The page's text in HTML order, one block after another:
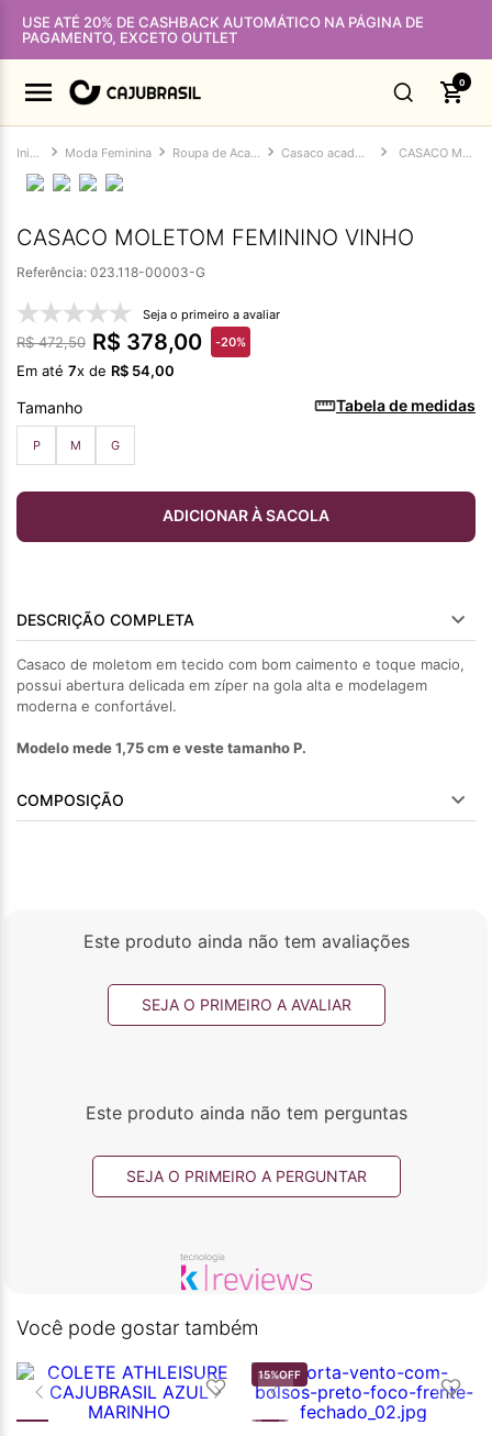
USE ATÉ 20% DE CASHBACK AUTOMÁTICO NA PÁGINA DE
PAGAMENTO, EXCETO OUTLET
0
Moda Feminina Roupa de Academia Feminina Casaco academia feminino CASACO MOLETOM FEMININO VINHO
CASACO MOLETOM FEMININO VINHO
Referência: 023.118-00003-G
Seja o primeiro a avaliar
R$ 472,50 R$ 378,00 -20%
Em até 7x de R$ 54,00
Tamanho
P M G
Tabela de medidas
ADICIONAR À SACOLA
DESCRIÇÃO COMPLETA
Casaco de moletom em tecido com bom caimento e toque macio,
possui abertura delicada em zíper na gola alta e modelagem
moderna e confortável.
Modelo mede 1,75 cm e veste tamanho P.
COMPOSIÇÃO
Este produto ainda não tem avaliações
SEJA O PRIMEIRO A AVALIAR
Este produto ainda não tem perguntas
SEJA O PRIMEIRO A PERGUNTAR
Você pode gostar também
15%OFF